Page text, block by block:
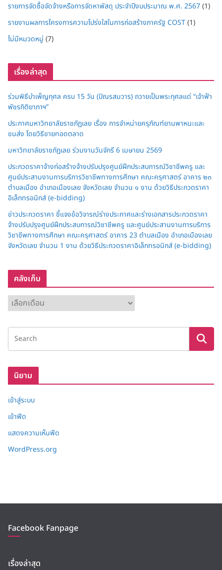
รายการจัดซื้อจัดจ้างหรือการจัดหาพัสดุ ประจำปีงบประมาณ พ.ศ. 2567(1)
รายงานผลการโครงการความโปร่งใสในการก่อสร้างภาครัฐ COST(1)
ไม่มีหมวดหมู่ (7)
เรื่องล่าสุด
ร่วมพิธีบำเพ็ญกุศล ครบ 15 วัน (ปัณรสมวาร) ถวายเป็นพระกุศลแด่ “เจ้าฟ้า
พัชรกิติยาภาฯ”
ประกาศมหาวิทยาลัยราชภัฏเลย เรื่อง การจำหน่ายครุภัณฑ์ยานพาหนะและ
ขนส่ง โดยวิธีขายทอดตลาด
มหาวิทยาลัยราชภัฏเลย ร่วมงานวันจักรี 6 เมษายน 2569
ประกวดราคาจ้างก่อสร้างจ้างปรับปรุงศูนย์ฝึกประสบการณ์วิชาชีพครู และ
ศูนย์ประสานงานการบริการวิชาชีพทางการศึกษา คณะครุศาสตร์ อาคาร ๒๓
ตำบลเมือง อำเภอเมืองเลย จังหวัดเลย จำนวน ๑ งาน ด้วยวิธีประกวดราคา
อิเล็กทรอนิกส์ (e-bidding)
ข่าวประกวดราคา ชี้แจงข้อวิจารณ์ร่างประกาศและร่างเอกสารประกวดราคา
จ้างปรับปรุงศูนย์ฝึกประสบการณ์วิชาชีพครู และศูนย์ประสานงานการบริการ
วิชาชีพทางการศึกษา คณะครุศาสตร์ อาคาร 23 ตำบลเมือง อำเภอเมืองเลย
จังหวัดเลย จำนวน 1 งาน ด้วยวิธีประกวดราคาอิเล็กทรอนิกส์ (e-bidding)
คลังเก็บ
ลั
ง
ก็
นิยาม
เข้าสู่ระบบ
เข้าฟีด
แสดงความเห็นฟีด
WordPress.org
Facebook Fanpage
เรื่องล่าสุด